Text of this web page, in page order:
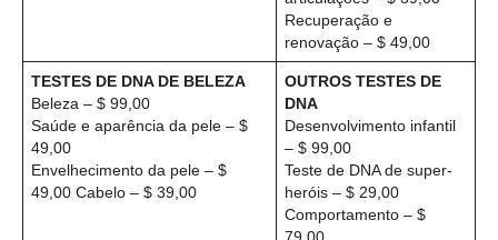
Recuperação e
renovação – $ 49,00
TESTES DE DNA DE BELEZA
Beleza – $ 99,00
Saúde e aparência da pele – $
49,00
Envelhecimento da pele – $
49,00 Cabelo – $ 39,00
OUTROS TESTES DE
DNA
Desenvolvimento infantil
– $ 99,00
Teste de DNA de super-
heróis – $ 29,00
Comportamento – $